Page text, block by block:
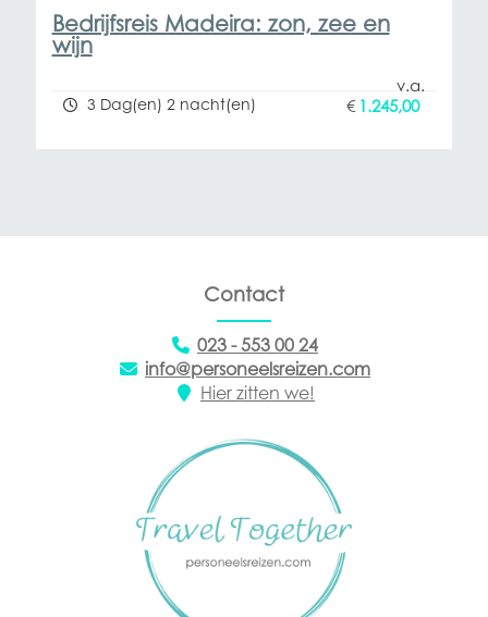
Bedrijfsreis Madeira: zon, zee en
wijn
€ 1.245,00
3 Dag(en) 2 nacht(en)
Contact
023 - 553 00 24
info@personeelsreizen.com
Hier zitten we!